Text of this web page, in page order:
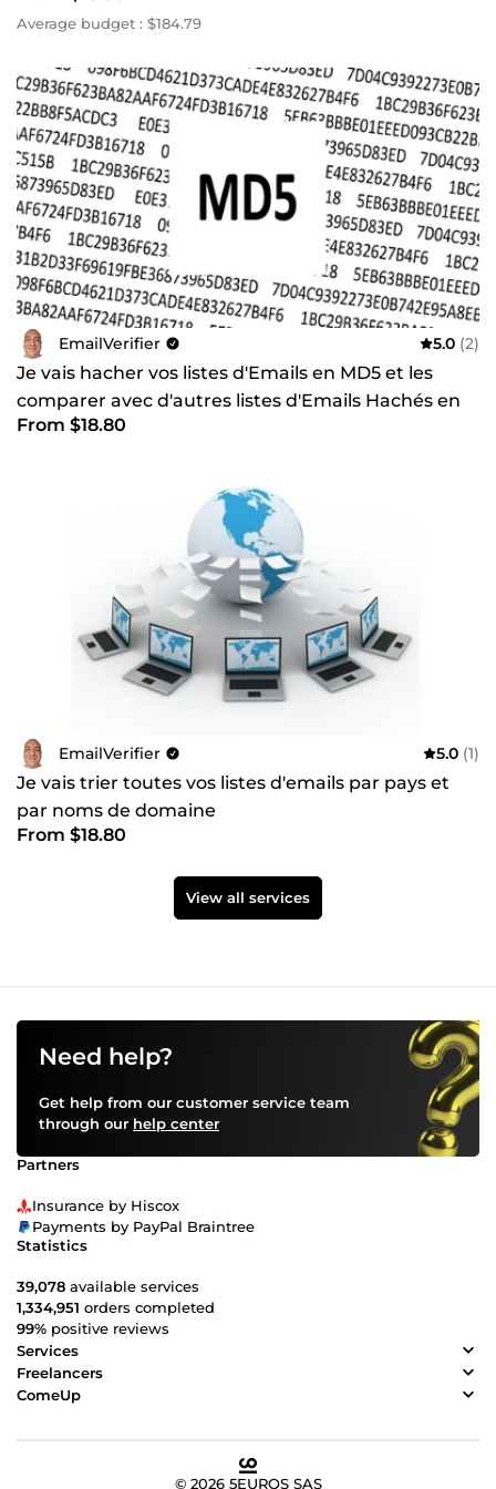
Average budget : $184.79
EmailVerifier 5.0 (2)
Je vais hacher vos listes d'Emails en MD5 et les
comparer avec d'autres listes d'Emails Hachés en
MD5
From $18.80
EmailVerifier 5.0 (1)
Je vais trier toutes vos listes d'emails par pays et
par noms de domaine
From $18.80
View all services
Need help?
Get help from our customer service team
through our help center
Partners
Insurance by Hiscox
Payments by PayPal Braintree
Statistics
39,078 available services
1,334,951 orders completed
99% positive reviews
Services
Freelancers
ComeUp
© 2026 5EUROS SAS